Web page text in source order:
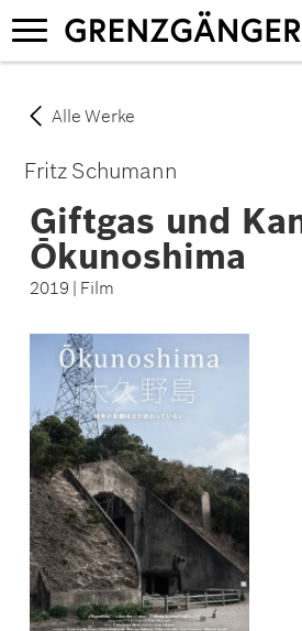
Direkt
zum
Inhalt
Navigation
aktivieren/deaktivieren
Alle Werke
Fritz Schumann
Giftgas und
Ōkunoshima
2019 | Film